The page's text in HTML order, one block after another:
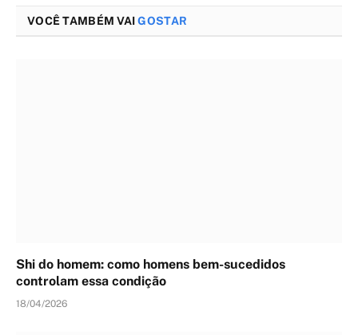
VOCÊ TAMBÉM VAIGOSTAR
Shi do homem: como homens bem-sucedidos
controlam essa condição
18/04/2026